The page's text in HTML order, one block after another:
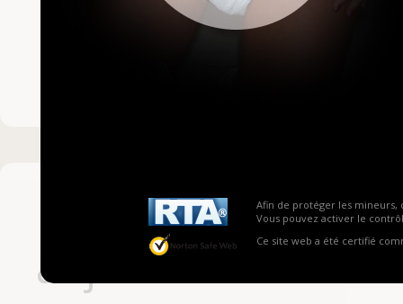
Afin de protéger les mineurs,
Vous pouvez activer le
Ce site web a été certifié
Pas encore
aujourd'hui